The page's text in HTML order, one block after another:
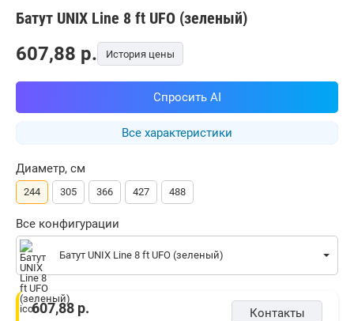
Батут UNIX Line 8 ft UFO (зеленый)
Все характеристики
Диаметр, см
244 305 366 427 488
Все конфигурации
Батут UNIX Line 8 ft UFO (зеленый)
607,88 p. История цены
Спросить AI
Контакты
607,88 р.